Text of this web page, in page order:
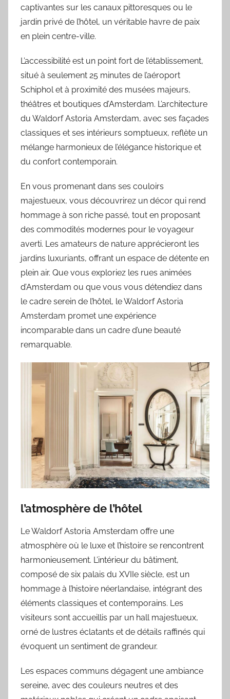
captivantes sur les canaux pittoresques ou le
jardin privé de l’hôtel, un véritable havre de paix
en plein centre-ville.
L’accessibilité est un point fort de l’établissement,
situé à seulement 25 minutes de l’aéroport
Schiphol et à proximité des musées majeurs,
théâtres et boutiques d’Amsterdam. L’architecture
du Waldorf Astoria Amsterdam, avec ses façades
classiques et ses intérieurs somptueux, reflète un
mélange harmonieux de l’élégance historique et
du confort contemporain.
En vous promenant dans ses couloirs
majestueux, vous découvrirez un décor qui rend
hommage à son riche passé, tout en proposant
des commodités modernes pour le voyageur
averti. Les amateurs de nature apprécieront les
jardins luxuriants, offrant un espace de détente en
plein air. Que vous exploriez les rues animées
d’Amsterdam ou que vous vous détendiez dans
le cadre serein de l’hôtel, le Waldorf Astoria
Amsterdam promet une expérience
incomparable dans un cadre d’une beauté
remarquable.
l’atmosphère de l’hôtel
Le Waldorf Astoria Amsterdam offre une
atmosphère où le luxe et l’histoire se rencontrent
harmonieusement. L’intérieur du bâtiment,
composé de six palais du XVIIe siècle, est un
hommage à l’histoire néerlandaise, intégrant des
éléments classiques et contemporains. Les
visiteurs sont accueillis par un hall majestueux,
orné de lustres éclatants et de détails raffinés qui
évoquent un sentiment de grandeur.
Les espaces communs dégagent une ambiance
sereine, avec des couleurs neutres et des